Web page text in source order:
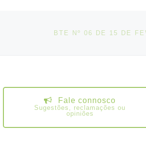
BTE Nº 06 DE 15 DE
Fale connosco
Sugestões, reclamações ou
opiniões